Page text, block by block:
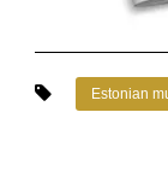
Estonian